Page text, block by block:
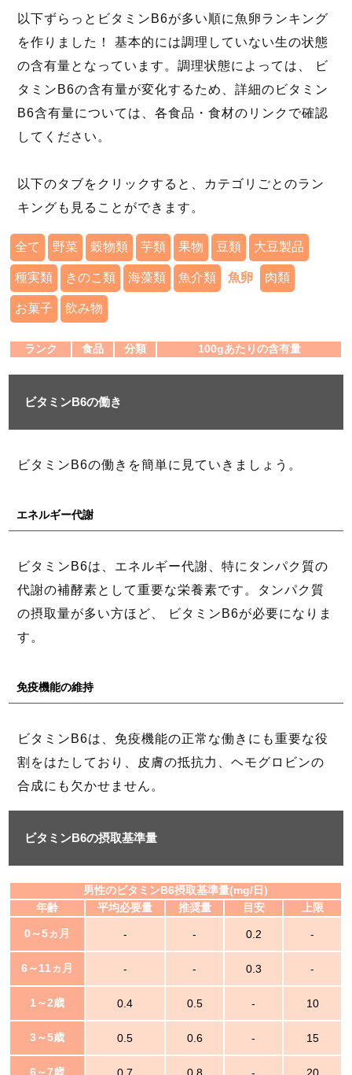
以下ずらっとビタミンB6が多い順に魚卵ランキング
を作りました！ 基本的には調理していない生の状態
の含有量となっています。調理状態によっては、 ビ
タミンB6の含有量が変化するため、詳細のビタミン
B6含有量については、各食品・食材のリンクで確認
してください。
以下のタブをクリックすると、カテゴリごとのラン
キングも見ることができます。
全て 野菜 穀物類 芋類 果物 豆類 大豆製品
種実類 きのこ類 海藻類 魚介類 魚卵 肉類
お菓子 飲み物
ランク 食品 分類 100gあたりの含有量
ビタミンB6の働き
ビタミンB6の働きを簡単に見ていきましょう。
エネルギー代謝
ビタミンB6は、エネルギー代謝、特にタンパク質の
代謝の補酵素として重要な栄養素です。タンパク質
の摂取量が多い方ほど、 ビタミンB6が必要になりま
す。
免疫機能の維持
ビタミンB6は、免疫機能の正常な働きにも重要な役
割をはたしており、皮膚の抵抗力、ヘモグロビンの
合成にも欠かせません。
ビタミンB6の摂取基準量
男性のビタミンB6摂取基準量(mg/日)
年齢
平均必要量 推奨量 目安 上限
0～5ヵ月 - - 0.2 -
6～11ヵ月 - - 0.3 -
1～2歳 0.4 0.5 - 10
3～5歳 0.5 0.6 - 15
6～7歳